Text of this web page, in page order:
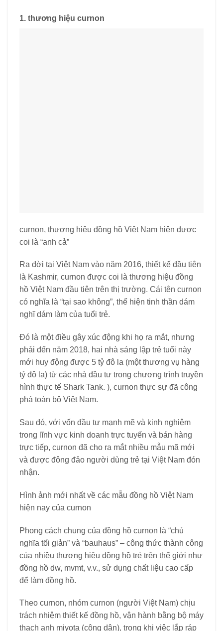
1. thương hiệu curnon
curnon, thương hiệu đồng hồ Việt Nam hiện được
coi là “anh cả”
Ra đời tại Việt Nam vào năm 2016, thiết kế đầu tiên
là Kashmir, curnon được coi là thương hiệu đồng
hồ Việt Nam đầu tiên trên thị trường. Cái tên curnon
có nghĩa là “tại sao không”, thể hiện tinh thần dám
nghĩ dám làm của tuổi trẻ.
Đó là một điều gây xúc động khi họ ra mắt, nhưng
phải đến năm 2018, hai nhà sáng lập trẻ tuổi này
mới huy động được 5 tỷ đô la (một thương vụ hàng
tỷ đô la) từ các nhà đầu tư trong chương trình truyền
hình thực tế Shark Tank. ), curnon thực sự đã công
phá toàn bộ Việt Nam.
Sau đó, với vốn đầu tư mạnh mẽ và kinh nghiệm
trong lĩnh vực kinh doanh trực tuyến và bán hàng
trực tiếp, curnon đã cho ra mắt nhiều mẫu mã mới
và được đông đảo người dùng trẻ tại Việt Nam đón
nhận.
Hình ảnh mới nhất về các mẫu đồng hồ Việt Nam
hiện nay của curnon
Phong cách chung của đồng hồ curnon là “chủ
nghĩa tối giản” và “bauhaus” – công thức thành công
của nhiều thương hiệu đồng hồ trẻ trên thế giới như
đồng hồ dw, mvmt, v.v., sử dụng chất liệu cao cấp
để làm đồng hồ.
Theo curnon, nhóm curnon (người Việt Nam) chịu
trách nhiệm thiết kế đồng hồ, vận hành bằng bộ máy
thạch anh miyota (công dân), trong khi việc lắp ráp